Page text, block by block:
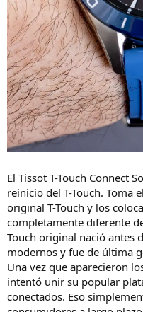
El Tissot T-Touch Connect
reinicio del T-Touch. Toma
original T-Touch y los
completamente diferente
Touch original nació antes
modernos y fue de última
Una vez que aparecieron
intentó unir su popular
conectados. Eso